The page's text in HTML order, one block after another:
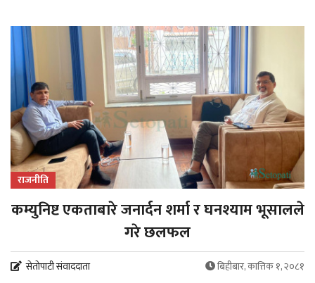
राजनीति
कम्युनिष्ट एकताबारे जनार्दन शर्मा र घनश्याम भूसालले
गरे छलफल
सेतोपाटी संवाददाता बिहीबार, कात्तिक १, २०८१